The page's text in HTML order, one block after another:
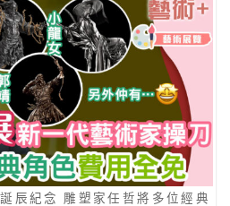
辰紀念 雕塑家任哲將多位經典